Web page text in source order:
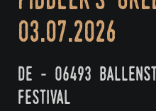
03.07.2026
de - 06493
festival